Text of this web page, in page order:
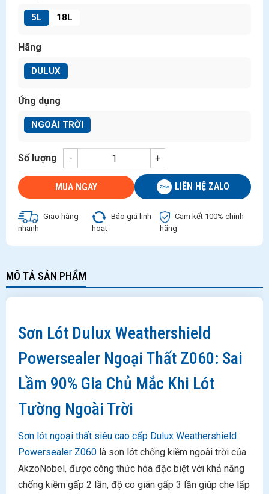
5L 18L
Hãng
DULUX
Ứng dụng
NGOÀI TRỜI
Số lượng - +
MUA NGAY LIÊN HỆ ZALO
Giao hàng
nhanh
Báo giá linh
hoạt
Cam kết 100% chính
hãng
MÔ TẢ SẢN PHẨM
Sơn Lót Dulux Weathershield
Powersealer Ngoại Thất Z060: Sai
Lầm 90% Gia Chủ Mắc Khi Lót
Tường Ngoài Trời
Sơn lót ngoại thất siêu cao cấp Dulux Weathershield
Powersealer Z060 là sơn lót chống kiềm ngoài trời của
AkzoNobel, được công thức hóa đặc biệt với khả năng
chống kiềm gấp 2 lần, độ co giãn gấp 3 lần giúp che lấp